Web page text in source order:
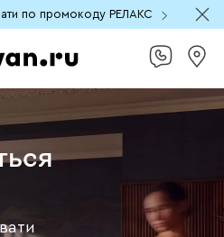
по промокоду РЕЛАКС